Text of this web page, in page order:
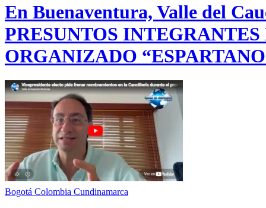
En Buenaventura, Valle del
PRESUNTOS
ORGANIZADO
Bogotá Colombia Cundinamarca